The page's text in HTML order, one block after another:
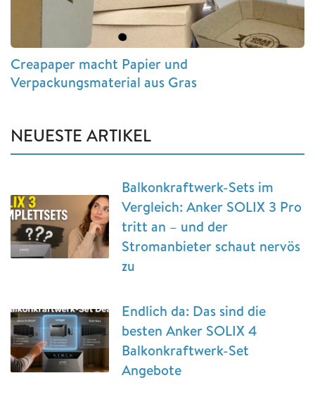
Creapaper macht Papier und
Verpackungsmaterial aus Gras
NEUESTE ARTIKEL
Balkonkraftwerk-Sets im
Vergleich: Anker SOLIX 3 Pro
tritt an – und der
Stromanbieter schaut nervös
zu
Endlich da: Das sind die
besten Anker SOLIX 4
Balkonkraftwerk-Set
Angebote